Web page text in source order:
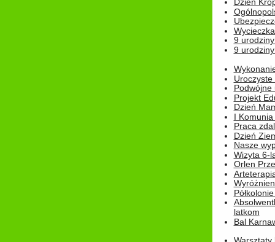
9
9
Podwójne
Projekt
Dzień
I
Praca
Dzień
Nasze
Wizyta 6-
Orlen
latkom
Bal